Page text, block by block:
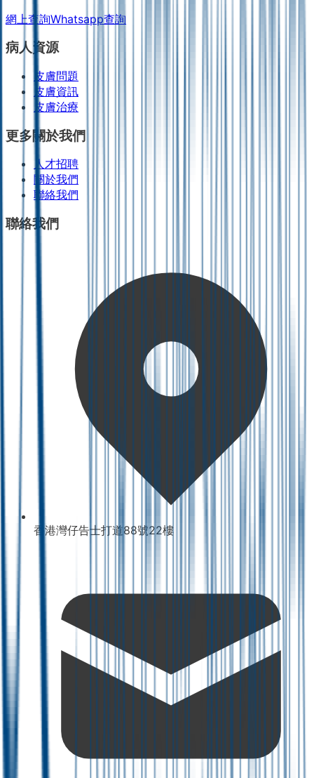
網上查詢Whatsapp查詢
病人資源
皮膚問題
皮膚資訊
皮膚治療
更多關於我們
人才招聘
關於我們
聯絡我們
聯絡我們
香港灣仔告士打道88號22樓